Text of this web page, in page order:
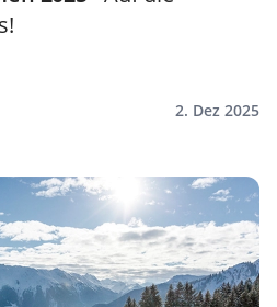
2. Dez 2025